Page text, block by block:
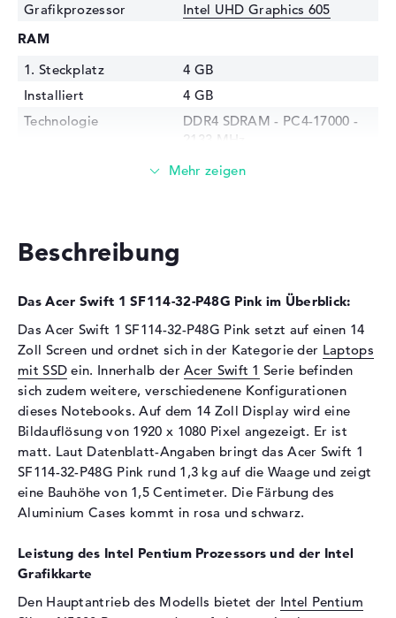
Grafikprozessor
Intel UHD Graphics 605
RAM
1. Steckplatz
4 GB
Installiert
4 GB
Technologie
DDR4 SDRAM - PC4-17000 -
2133 MHz
Optische Speicher
Display-Typ
14" TFT
Max. Auflösung
1920 x 1080
Auflösungstyp
Full-HD
Besonderheiten
Display, matt, LED-
Hintergrundbeleuchtung, IPS
Panel
Kartenleser
Unterstützte Flash-
SD Memory Card
Audio
Soundkarte
onboard
Beschreibung
Das Acer Swift 1 SF114-32-P48G Pink im Überblick:
Das Acer Swift 1 SF114-32-P48G Pink setzt auf einen 14
Zoll Screen und ordnet sich in der Kategorie der Laptops
mit SSD ein. Innerhalb derAcer Swift 1 Serie befinden
sich zudem weitere, verschiedenene Konfigurationen
dieses Notebooks. Auf dem 14 Zoll Display wird eine
Bildauflösung von 1920 x 1080 Pixel angezeigt. Er ist
matt. Laut Datenblatt-Angaben bringt das Acer Swift 1
SF114-32-P48G Pink rund 1,3 kg auf die Waage und zeigt
eine Bauhöhe von 1,5 Centimeter. Die Färbung des
Aluminium Cases kommt in rosa und schwarz.
Leistung des Intel Pentium Prozessors und der Intel
Grafikkarte
Den Hauptantrieb des Modells bietet der Intel Pentium